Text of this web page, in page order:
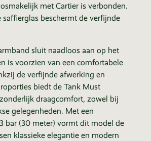
met Cartier is verbonden.
saffierglas beschermt de verfijnde
sluit naadloos aan op het
is voorzien van een comfortabele
de verfijnde afwerking en
biedt de Tank Must
draagcomfort, zowel bij
gelegenheden. Met een
bar (30 meter) vormt dit model de
klassieke elegantie en modern